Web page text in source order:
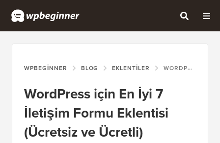
WPBEGINNER BLOG EKLENTILER WORDPRESS IÇIN EN İYI 7 İLETIŞIM FORMU EKLENTISI (ÜCRETSIZ VE ÜCRETLI)
WordPress için En İyi 7
İletişim Formu Eklentisi
(Ücretsiz ve Ücretli)